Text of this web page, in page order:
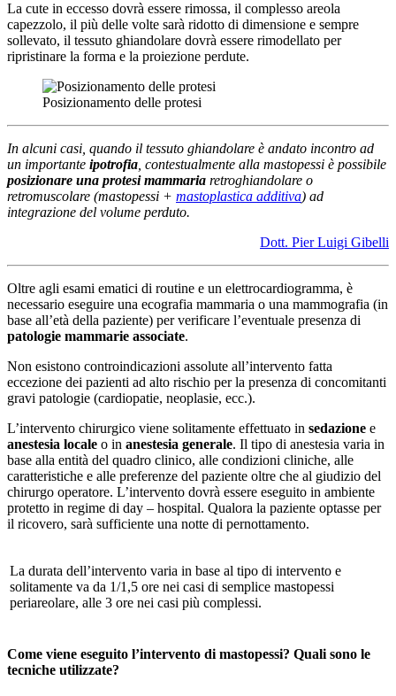
La cute in eccesso dovrà essere rimossa, il complesso areola
capezzolo, il più delle volte sarà ridotto di dimensione e sempre
sollevato, il tessuto ghiandolare dovrà essere rimodellato per
ripristinare la forma e la proiezione perdute.
Posizionamento delle protesi
In alcuni casi, quando il tessuto ghiandolare è andato incontro ad
un importante ipotrofia , contestualmente alla mastopessi è possibile
posizionare una protesi mammaria retroghiandolare o
retromuscolare (mastopessi + mastoplastica additiva) ad
integrazione del volume perduto.
Dott. Pier Luigi Gibelli
Oltre agli esami ematici di routine e un elettrocardiogramma, è
necessario eseguire una ecografia mammaria o una mammografia (in
base all’età della paziente) per verificare l’eventuale presenza di
patologie mammarie associate.
Non esistono controindicazioni assolute all’intervento fatta
eccezione dei pazienti ad alto rischio per la presenza di concomitanti
gravi patologie (cardiopatie, neoplasie, ecc.).
L’intervento chirurgico viene solitamente effettuato in sedazione e
anestesia locale o in anestesia generale. Il tipo di anestesia varia in
base alla entità del quadro clinico, alle condizioni cliniche, alle
caratteristiche e alle preferenze del paziente oltre che al giudizio del
chirurgo operatore. L’intervento dovrà essere eseguito in ambiente
protetto in regime di day – hospital. Qualora la paziente optasse per
il ricovero, sarà sufficiente una notte di pernottamento.
La durata dell’intervento varia in base al tipo di intervento e
solitamente va da 1/1,5 ore nei casi di semplice mastopessi
periareolare, alle 3 ore nei casi più complessi.
Come viene eseguito l’intervento di mastopessi? Quali sono le
tecniche utilizzate?